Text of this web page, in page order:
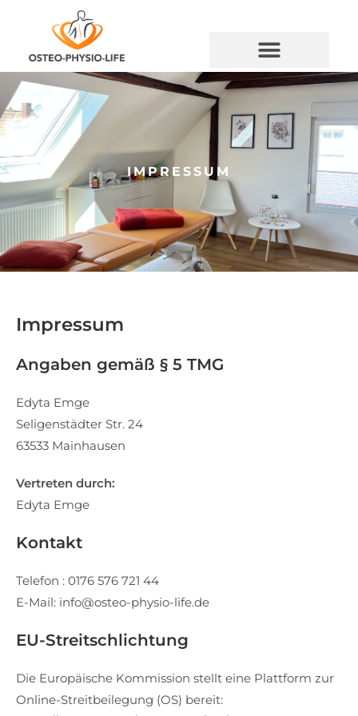
IMPRESSUM
Impressum
Angaben gemäß § 5 TMG
Edyta Emge
Seligenstädter Str. 24
63533 Mainhausen
Vertreten durch:
Edyta Emge
Kontakt
Telefon : 0176 576 721 44
E-Mail: info@osteo-physio-life.de
EU-Streitschlichtung
Die Europäische Kommission stellt eine Plattform zur
Online-Streitbeilegung (OS) bereit: